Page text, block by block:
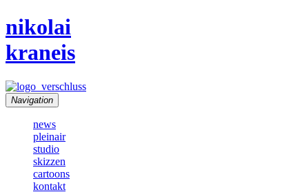
nikolai
kraneis
Navigation
news
pleinair
studio
skizzen
cartoons
kontakt